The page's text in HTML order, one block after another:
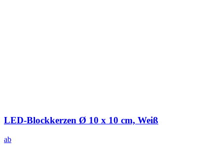
LED-Blockkerzen Ø 10 x 10 cm, Weiß
ab